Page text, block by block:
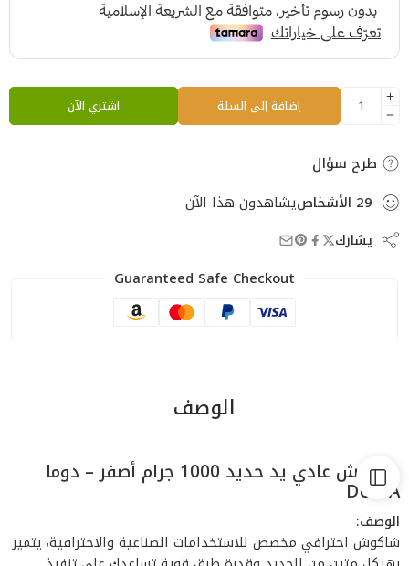
إضافة إلى السلة اشتري الآن
طرح سؤال
29 الأشخاصيشاهدون هذا الآن
يشارك
Guaranteed Safe Checkout
الوصف
شاكوش عادي يد حديد 1000 جرام أصفر – دوما
DUMA
الوصف:
شاكوش احترافي مخصص للاستخدامات الصناعية والاحترافية، يتميز